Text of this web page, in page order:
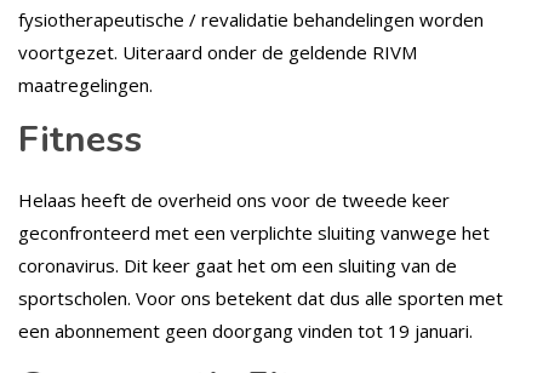
fysiotherapeutische / revalidatie behandelingen worden
voortgezet. Uiteraard onder de geldende RIVM
maatregelingen.
Fitness
Helaas heeft de overheid ons voor de tweede keer
geconfronteerd met een verplichte sluiting vanwege het
coronavirus. Dit keer gaat het om een sluiting van de
sportscholen. Voor ons betekent dat dus alle sporten met
een abonnement geen doorgang vinden tot 19 januari.